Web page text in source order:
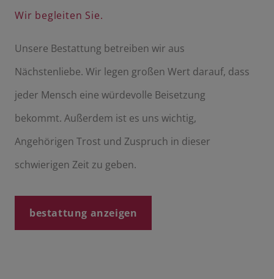
Wir begleiten Sie.
Unsere Bestattung betreiben wir aus
Nächstenliebe. Wir legen großen Wert darauf, dass
jeder Mensch eine würdevolle Beisetzung
bekommt. Außerdem ist es uns wichtig,
Angehörigen Trost und Zuspruch in dieser
schwierigen Zeit zu geben.
bestattung anzeigen